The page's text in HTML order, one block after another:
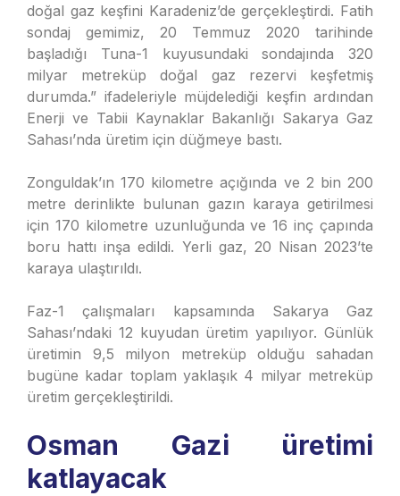
doğal gaz keşfini Karadeniz’de gerçekleştirdi. Fatih
sondaj gemimiz, 20 Temmuz 2020 tarihinde
başladığı Tuna-1 kuyusundaki sondajında 320
milyar metreküp doğal gaz rezervi keşfetmiş
durumda.” ifadeleriyle müjdelediği keşfin ardından
Enerji ve Tabii Kaynaklar Bakanlığı Sakarya Gaz
Sahası’nda üretim için düğmeye bastı.
Zonguldak’ın 170 kilometre açığında ve 2 bin 200
metre derinlikte bulunan gazın karaya getirilmesi
için 170 kilometre uzunluğunda ve 16 inç çapında
boru hattı inşa edildi. Yerli gaz, 20 Nisan 2023’te
karaya ulaştırıldı.
Faz-1 çalışmaları kapsamında Sakarya Gaz
Sahası’ndaki 12 kuyudan üretim yapılıyor. Günlük
üretimin 9,5 milyon metreküp olduğu sahadan
bugüne kadar toplam yaklaşık 4 milyar metreküp
üretim gerçekleştirildi.
Osman Gazi üretimi
katlayacak